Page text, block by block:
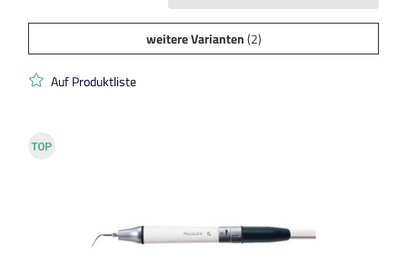
weitere Varianten(2)
Auf Produktliste